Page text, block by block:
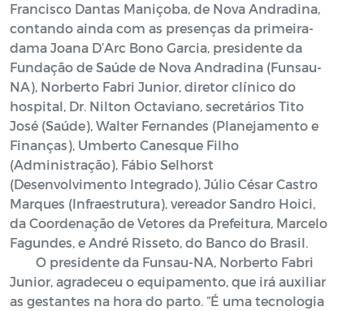
Francisco Dantas Maniçoba, de Nova Andradina,
contando ainda com as presenças da primeira-
dama Joana D’Arc Bono Garcia, presidente da
Fundação de Saúde de Nova Andradina (Funsau-
NA), Norberto Fabri Junior, diretor clínico do
hospital, Dr. Nilton Octaviano, secretários Tito
José (Saúde), Walter Fernandes (Planejamento e
Finanças), Umberto Canesque Filho
(Administração), Fábio Selhorst
(Desenvolvimento Integrado), Júlio César Castro
Marques (Infraestrutura), vereador Sandro Hoici,
da Coordenação de Vetores da Prefeitura, Marcelo
Fagundes, e André Risseto, do Banco do Brasil.
O presidente da Funsau-NA, Norberto Fabri
Junior, agradeceu o equipamento, que irá auxiliar
as gestantes na hora do parto. “É uma tecnologia